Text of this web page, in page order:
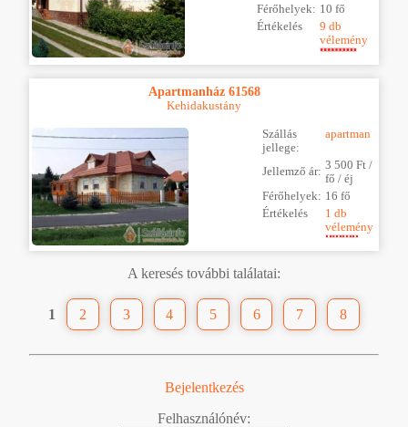
Férőhelyek: 10 fő
Értékelés
9 db
vélemény
Apartmanház 61568
Kehidakustány
Szállás
jellege:
apartman
Jellemző ár: 3 500 Ft /
fő / éj
Férőhelyek: 16 fő
Értékelés
1 db
vélemény
A keresés további találatai:
1 2 3 4 5 6 7 8
Bejelentkezés
Felhasználónév: